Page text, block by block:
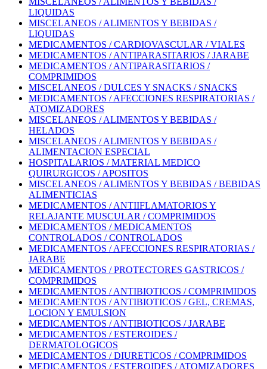
LIQUIDAS
MISCELANEOS / ALIMENTOS Y BEBIDAS /
LIQUIDAS
MEDICAMENTOS / CARDIOVASCULAR / VIALES
MEDICAMENTOS / ANTIPARASITARIOS / JARABE
MEDICAMENTOS / ANTIPARASITARIOS /
COMPRIMIDOS
MISCELANEOS / DULCES Y SNACKS / SNACKS
MEDICAMENTOS / AFECCIONES RESPIRATORIAS /
ATOMIZADORES
MISCELANEOS / ALIMENTOS Y BEBIDAS /
HELADOS
MISCELANEOS / ALIMENTOS Y BEBIDAS /
ALIMENTACION ESPECIAL
HOSPITALARIOS / MATERIAL MEDICO
QUIRURGICOS / APOSITOS
MISCELANEOS / ALIMENTOS Y BEBIDAS / BEBIDAS
ALIMENTICIAS
MEDICAMENTOS / ANTIIFLAMATORIOS Y
RELAJANTE MUSCULAR / COMPRIMIDOS
MEDICAMENTOS / MEDICAMENTOS
CONTROLADOS / CONTROLADOS
MEDICAMENTOS / AFECCIONES RESPIRATORIAS /
JARABE
MEDICAMENTOS / PROTECTORES GASTRICOS /
COMPRIMIDOS
MEDICAMENTOS / ANTIBIOTICOS / COMPRIMIDOS
MEDICAMENTOS / ANTIBIOTICOS / GEL, CREMAS,
LOCION Y EMULSION
MEDICAMENTOS / ANTIBIOTICOS / JARABE
MEDICAMENTOS / ESTEROIDES /
DERMATOLOGICOS
MEDICAMENTOS / DIURETICOS / COMPRIMIDOS
MEDICAMENTOS / ESTEROIDES / ATOMIZADORES